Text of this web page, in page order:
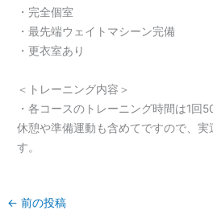
・完全個室
・最先端ウェイトマシーン完備
・更衣室あり
＜トレーニング内容＞
・各コースのトレーニング時間は1回
休憩や準備運動も含めてですので、
す。
← 前の投稿